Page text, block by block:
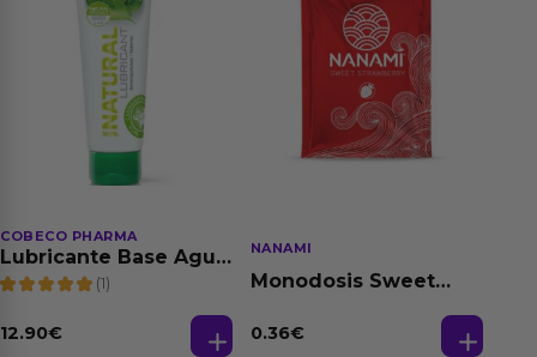
COBECO PHARMA
Lubricante Base Agua
100% Natural 125 ml
(1)
12.90€
NANAMI
Monodosis Sweet
0.36€